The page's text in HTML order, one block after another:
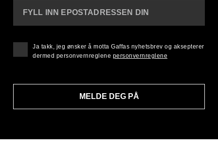
FYLL INN EPOSTADRESSEN DIN
MELDE DEG PÅ
Ja takk, jeg ønsker å motta Gaffas nyhetsbrev og aksepterer
dermed personvernreglene personvernreglene